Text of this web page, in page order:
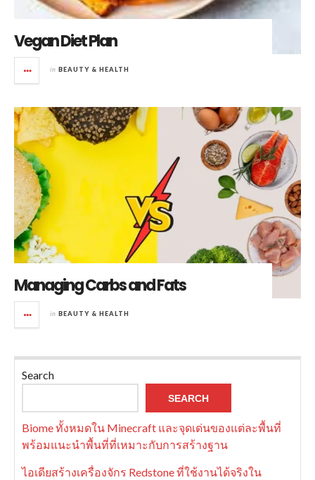
Vegan Diet Plan
in BEAUTY & HEALTH
Managing Carbs and Fats
in BEAUTY & HEALTH
Search
SEARCH
Biome ทั้งหมดใน Minecraft และจุดเด่นของแต่ละพื้นที่
พร้อมแนะนำพื้นที่ที่เหมาะกับการสร้างฐาน
ไอเดียสร้างเครื่องจักร Redstone ที่ใช้งานได้จริงใน